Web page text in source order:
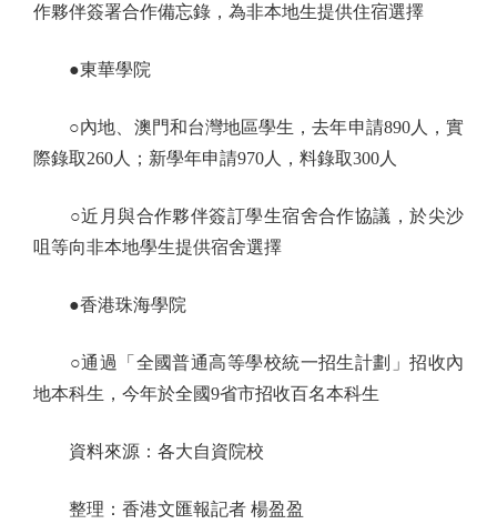
作夥伴簽署合作備忘錄，為非本地生提供住宿選擇
●東華學院
○內地、澳門和台灣地區學生，去年申請890人，實
際錄取260人；新學年申請970人，料錄取300人
○近月與合作夥伴簽訂學生宿舍合作協議，於尖沙
咀等向非本地學生提供宿舍選擇
●香港珠海學院
○通過「全國普通高等學校統一招生計劃」招收內
地本科生，今年於全國9省市招收百名本科生
資料來源：各大自資院校
整理：香港文匯報記者 楊盈盈